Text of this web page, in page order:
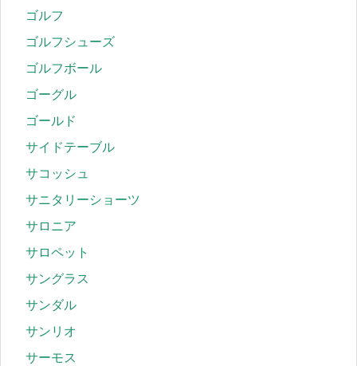
ゴルフ
ゴルフシューズ
ゴルフボール
ゴーグル
ゴールド
サイドテーブル
サコッシュ
サニタリーショーツ
サロニア
サロペット
サングラス
サンダル
サンリオ
サーモス